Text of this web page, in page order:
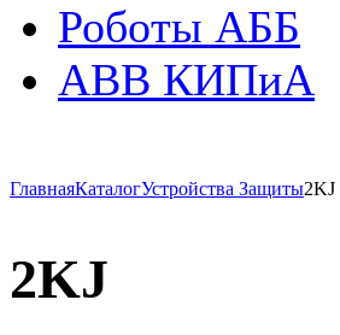
Роботы АББ
ABB КИПиА
ГлавнаяКаталогУстройства Защиты2KJ
2KJ